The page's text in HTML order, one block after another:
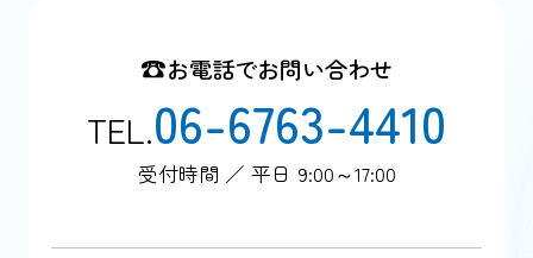
お電話でお問い合わせ
TEL.06-6763-4410
受付時間 ／ 平日 9:00～17:00